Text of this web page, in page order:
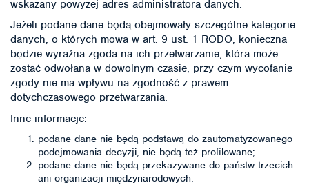
wskazany powyżej adres administratora danych.
Jeżeli podane dane będą obejmowały szczególne kategorie
danych, o których mowa w art. 9 ust. 1 RODO, konieczna
będzie wyraźna zgoda na ich przetwarzanie, która może
zostać odwołana w dowolnym czasie, przy czym wycofanie
zgody nie ma wpływu na zgodność z prawem
dotychczasowego przetwarzania.
Inne informacje:
podane dane nie będą podstawą do zautomatyzowanego
podejmowania decyzji, nie będą też proﬁlowane;
podane dane nie będą przekazywane do państw trzecich
ani organizacji międzynarodowych.